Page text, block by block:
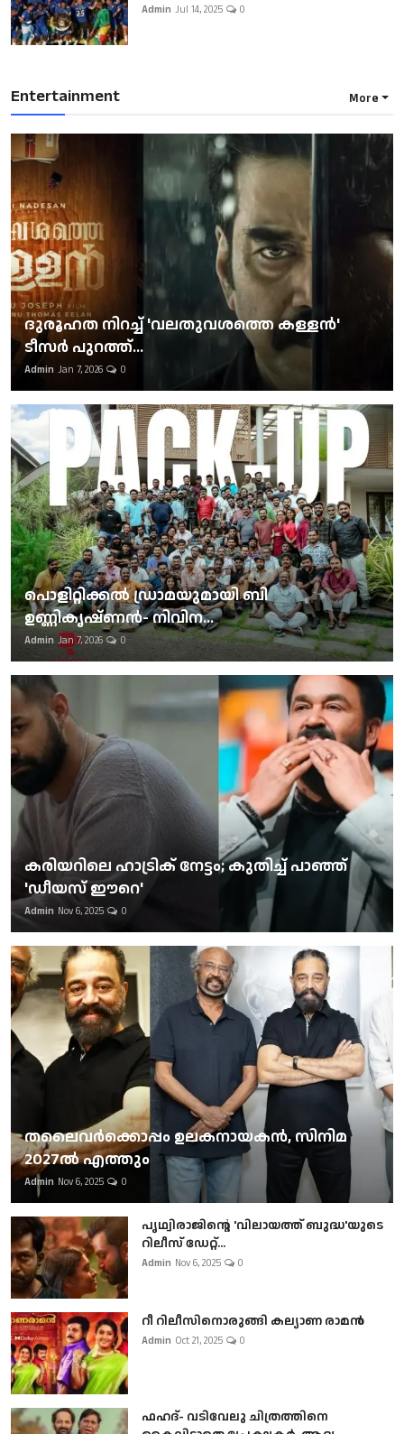
Admin Jul 14, 2025 0
Entertainment More
ദുരൂഹത നിറച്ച് 'വലതുവശത്തെ കള്ളന്‍'
ടീസര്‍ പുറത്ത്...
Admin Jan 7, 2026 0
പൊളിറ്റിക്കല്‍ ഡ്രാമയുമായി ബി
ഉണ്ണികൃഷ്ണന്‍- നിവിന...
Admin Jan 7, 2026 0
കരിയറിലെ ഹാട്രിക് നേട്ടം; കുതിച്ച് പാഞ്ഞ്
'ഡീയസ് ഈറെ'
Admin Nov 6, 2025 0
തലൈവര്‍ക്കൊപ്പം ഉലകനായകന്‍, സിനിമ
2027ല്‍ എത്തും
Admin Nov 6, 2025 0
പൃഥ്വിരാജിന്റെ 'വിലായത്ത് ബുദ്ധ'യുടെ
റിലീസ് ഡേറ്റ്...
Admin Nov 6, 2025 0
റീ റിലീസിനൊരുങ്ങി കല്യാണ രാമൻ
Admin Oct 21, 2025 0
ഫഹദ്- വടിവേലു ചിത്രത്തിനെ